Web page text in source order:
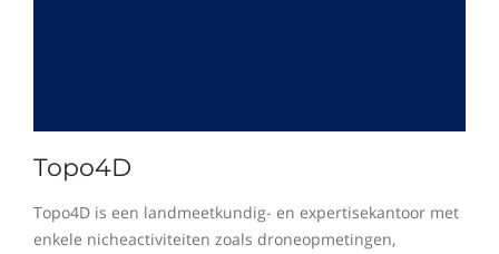
Topo4D
Topo4D is een landmeetkundig- en expertisekantoor met
enkele nicheactiviteiten zoals droneopmetingen,